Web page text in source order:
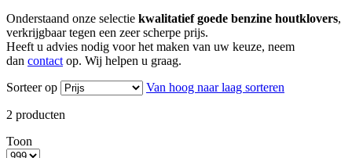
Onderstaand onze selectie kwalitatief goede benzine houtklovers,
verkrijgbaar tegen een zeer scherpe prijs.
Heeft u advies nodig voor het maken van uw keuze, neem
dan contact op. Wij helpen u graag.
Sorteer op
Van hoog naar laag sorteren
2 producten
Toon